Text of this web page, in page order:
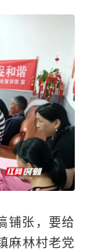
铺张，要给
麻林村老党